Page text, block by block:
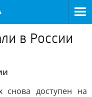
в России
снова доступен на